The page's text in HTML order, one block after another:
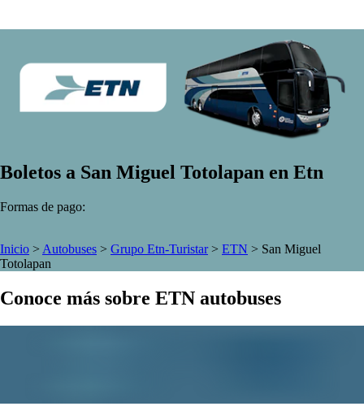
Boletos a San Miguel Totolapan en Etn
Formas de pago:
Inicio > Autobuses > Grupo Etn-Turistar> ETN > San Miguel
Totolapan
Conoce más sobre ETN autobuses